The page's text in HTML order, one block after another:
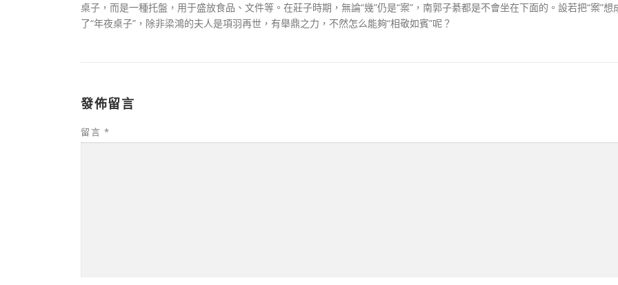
桌子，而是一種托盤，用于盛放食品、文件等。在莊子時期，無論“幾”仍是“案”，南郭子綦都是不會坐在下面的。設若把“案”想
了“年夜桌子”，除非梁鴻的夫人是項羽再世，有舉鼎之力，不然怎么能夠“相敬如賓”呢？
發佈留言
留言 *